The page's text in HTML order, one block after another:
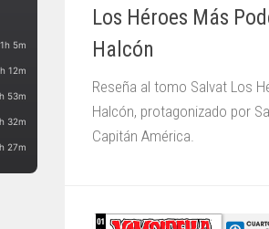
Los Héroes Más
Halcón
Reseña al tomo Salvat Los
Halcón, protagonizado por
Capitán América.